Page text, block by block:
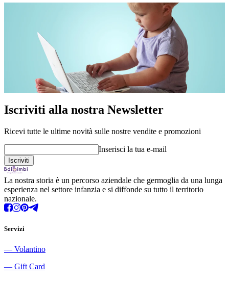
Iscriviti alla nostra Newsletter
Ricevi tutte le ultime novità sulle nostre vendite e promozioni
Inserisci la tua e-mail
La nostra storia è un percorso aziendale che germoglia da una lunga
esperienza nel settore infanzia e si diffonde su tutto il territorio
nazionale.
Servizi
― Volantino
― Gift Card